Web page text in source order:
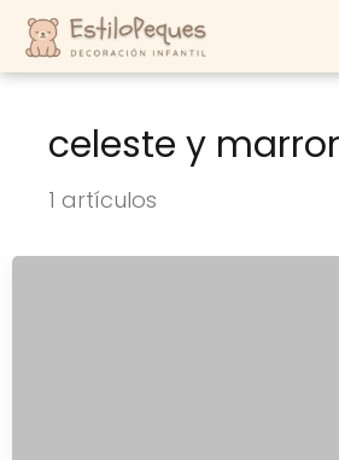
celeste y
1 artículos